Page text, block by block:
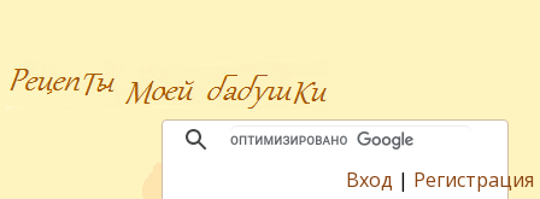
Вход | Регистрация